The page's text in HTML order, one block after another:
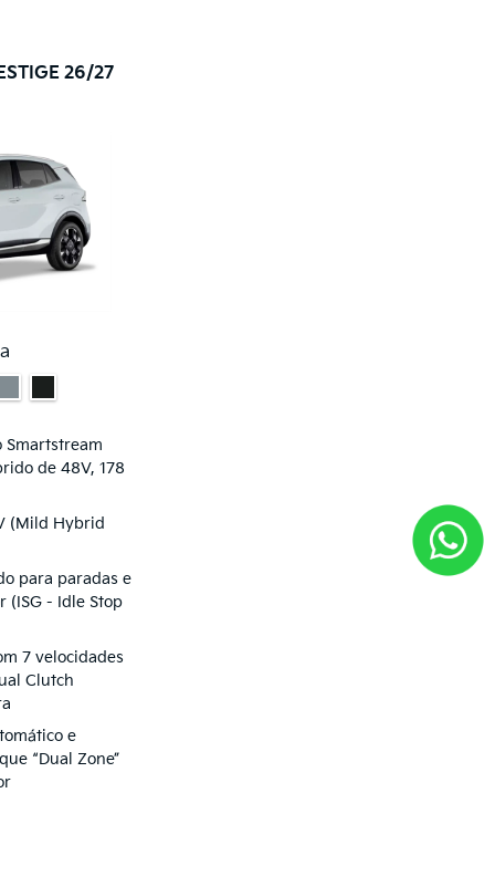
26/27
Smartstream
de 48V, 178
(Mild Hybrid
para paradas e
(ISG - Idle Stop
7 velocidades
Clutch
e
“Dual Zone”